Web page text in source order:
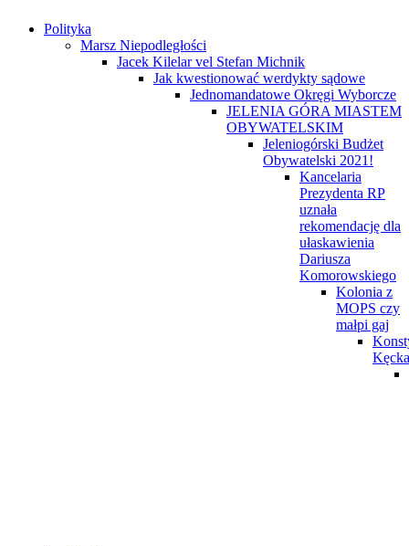
Polityka
Marsz Niepodległości
Jacek Kilelar vel Stefan Michnik
Jak kwestionować werdykty sądowe
Jednomandatowe Okręgi Wyborcze
JELENIA GÓRA MIASTEM
OBYWATELSKIM
Jeleniogórski Budżet
Obywatelski 2021!
Kancelaria
Prezydenta RP
uznała
rekomendację dla
ułaskawienia
Dariusza
Komorowskiego
Kolonia z
MOPS czy
małpi gaj
Kęcka